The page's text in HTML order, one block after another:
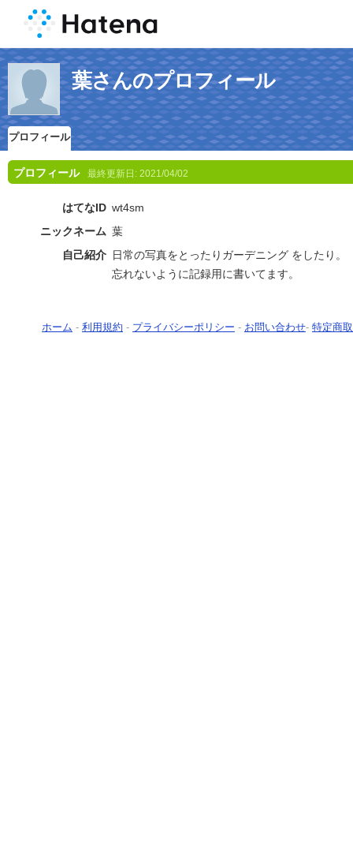
葉さんのプロフィール
プロフィール
プロフィール 最終更新日: 2021/04/02
はてなID wt4sm
ニックネーム 葉
自己紹介 日常の写真をとったりガーデニング をしたり。
忘れないように記録用に書いてます。
ホーム - 利用規約 - プライバシーポリシー - お問い合わせ- 特定商